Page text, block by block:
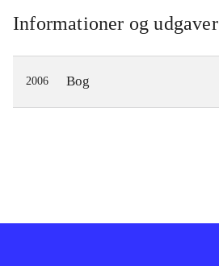
Informationer og udgaver
2006 Bog